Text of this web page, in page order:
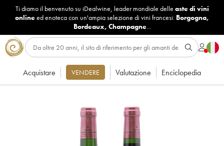
Ti diamo il benvenuto su iDealwine, leader mondiale delle aste di vini
onlineed enoteca con un'ampia selezione di vini francesi: Borgogna,
Bordeaux, Champagne...
Acquistare VENDERE Valutazione Enciclopedia